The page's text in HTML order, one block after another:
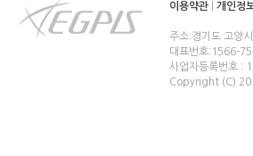
이용약관 개인정
주소:경기도 고양
대표번호:1566-
사업자등록번호 :
Copyright (C)